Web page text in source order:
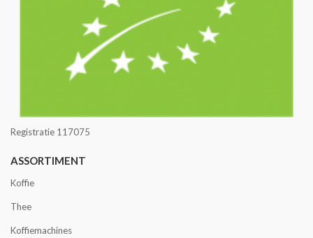
Registratie 117075
ASSORTIMENT
Koffie
Thee
Koffiemachines